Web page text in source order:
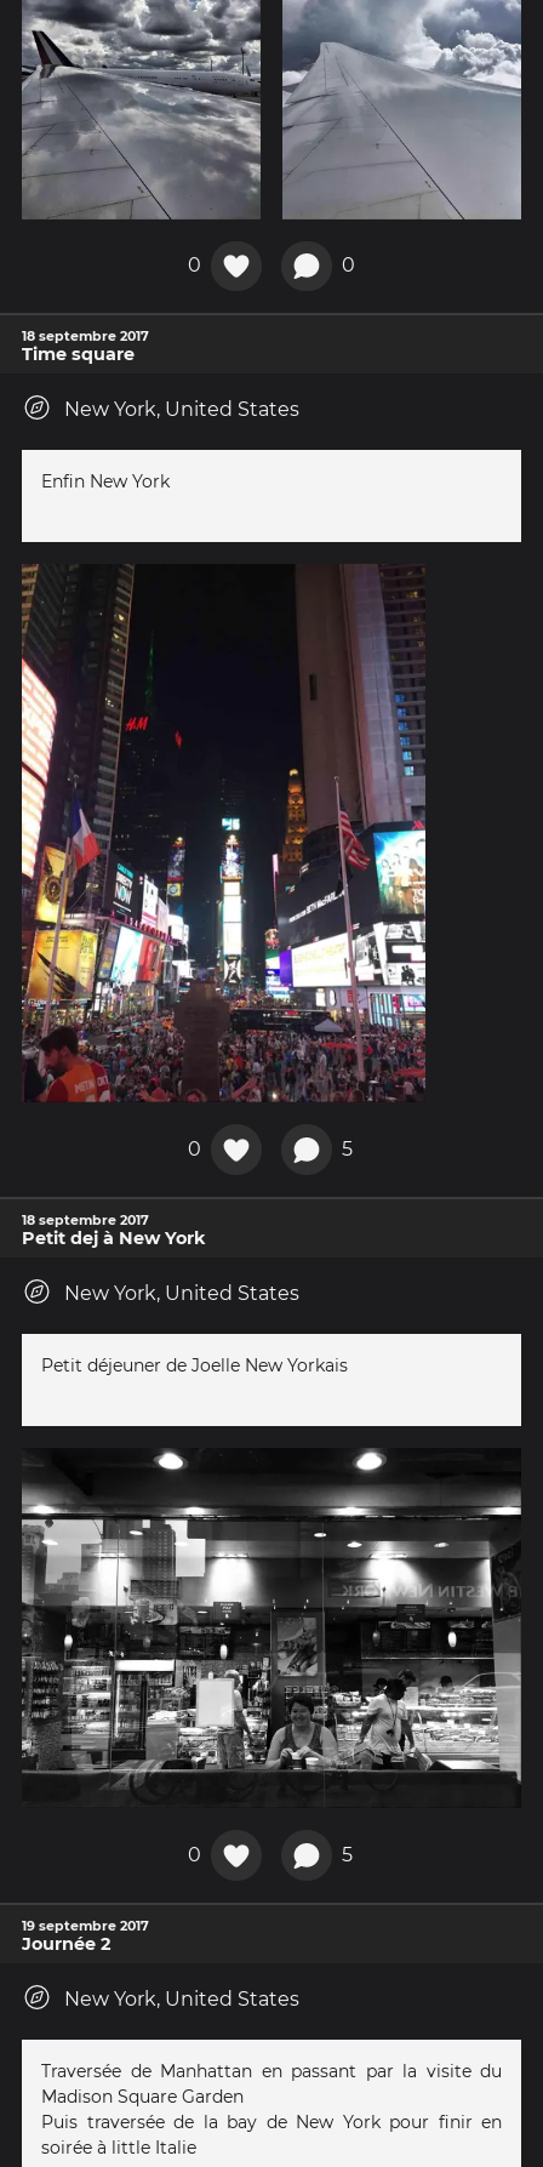
0 0
18 septembre 2017
Time square
New York, United States
Enfin New York
0 5
18 septembre 2017
Petit dej à New York
New York, United States
Petit déjeuner de Joelle New Yorkais
0 5
19 septembre 2017
Journée 2
New York, United States
Traversée de Manhattan en passant par la visite du
Madison Square Garden
Puis traversée de la bay de New York pour finir en
soirée à little Italie